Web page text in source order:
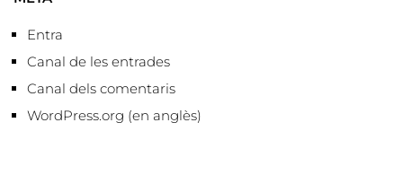
Entra
Canal de les entrades
Canal dels comentaris
WordPress.org (en anglès)